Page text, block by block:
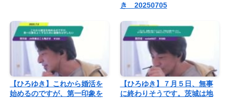
き 20250705
【ひろゆき】これから婚活を
始めるのですが、第一印象を
【ひろゆき】７月５日、無事
に終わりそうです。茨城は地